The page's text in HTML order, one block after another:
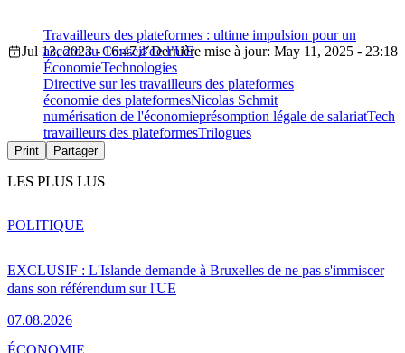
Travailleurs des plateformes : ultime impulsion pour un
accord au Conseil de l’UE
Jul 13, 2023 - 16:47
Dernière mise à jour: May 11, 2025 - 23:18
ÉconomieTechnologies
Directive sur les travailleurs des plateformes
économie des plateformesNicolas Schmit
numérisation de l'économieprésomption légale de salariatTech
travailleurs des plateformesTrilogues
Print Partager
LES PLUS LUS
EXCLUSIF : L'Islande demande à Bruxelles de ne pas s'immiscer
dans son référendum sur l'UE
07.08.2026
POLITIQUE
ÉCONOMIE